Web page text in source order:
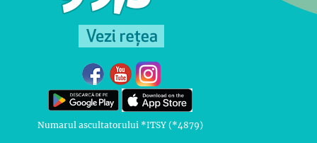
Numarul ascultatorului *ITSY (*4879)